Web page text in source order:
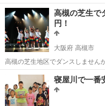
くでしっかりと練習して本格的なダンスス
したダンス未経験の子どもたちのた
プ...
大阪 八尾市 近鉄八尾駅
高槻の芝生で
円！
大阪府 高槻市
高槻の芝生地区でダンスしませんか？ 大阪で一番活躍している
先生！！ この先生がここに教えに来てくれるのはとても貴重です ○●
スケジュール●○
大阪 高槻市 ダンス
寝屋川で一番